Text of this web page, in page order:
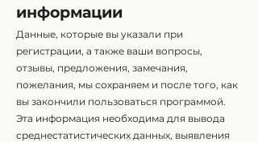
информации
Данные, которые вы указали при
регистрации, а также ваши вопросы,
отзывы, предложения, замечания,
пожелания, мы сохраняем и после того, как
вы закончили пользоваться программой.
Эта информация необходима для вывода
среднестатистических данных, выявления